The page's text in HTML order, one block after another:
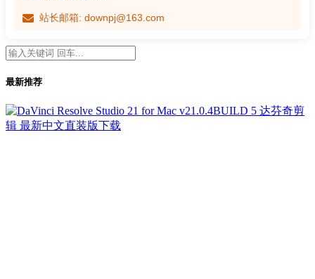
站长邮箱: downpj@163.com
最新推荐